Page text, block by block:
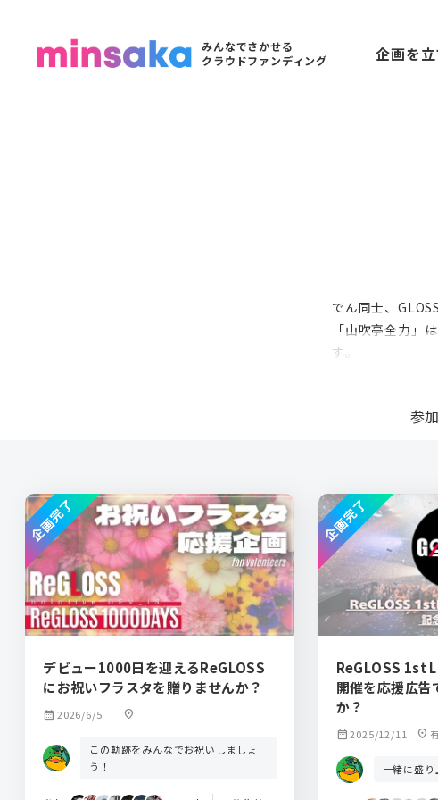
みんなでさかせる
クラウドファンディング
企画を
でん同士、
「山吹亭全力」
す。
参
デビュー1000日を迎えるReGLOSS
にお祝いフラスタを贈りませんか？
calendar_month 2026/6/5 location_on
この軌跡をみんなでお祝いしましょ
う！
企画完了
ReGLOSS 1st
開催を応援広告
か？
calendar_month2025/12/11 location_on
一緒に盛り
企画完了